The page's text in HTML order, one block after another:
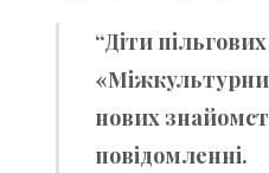
“Діти
нових
повідомленні.